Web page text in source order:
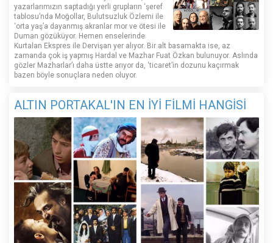
yazarlarımızın saptadığı yerli grupların ‘şeref
tablosu’nda Moğollar, Bulutsuzluk Özlemi ile
‘orta yaş’a dayanmış akranlar mor ve ötesi ile
Duman gözüküyor. Hemen enselerinde
Kurtalan Ekspres ile Dervişan yer alıyor. Bir alt basamakta ise, az
zamanda çok iş yapmış Hardal ve Mazhar Fuat Özkan bulunuyor. Aslında
gözler Mazharlar’ı daha üstte arıyor da, ‘ticaret’in dozunu kaçırmak
bazen böyle sonuçlara neden oluyor.
ALTIN PORTAKAL'IN EN İYİ FİLMİ HANGİSİ